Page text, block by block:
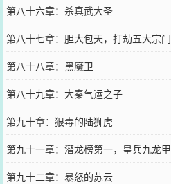
第八十六章：杀真武大圣
第八十七章：胆大包天，打劫五大宗门
第八十八章：黑魔卫
第八十九章：大秦气运之子
第九十章：狠毒的陆狮虎
第九十一章：潜龙榜第一，皇兵九龙甲
第九十二章：暴怒的苏云